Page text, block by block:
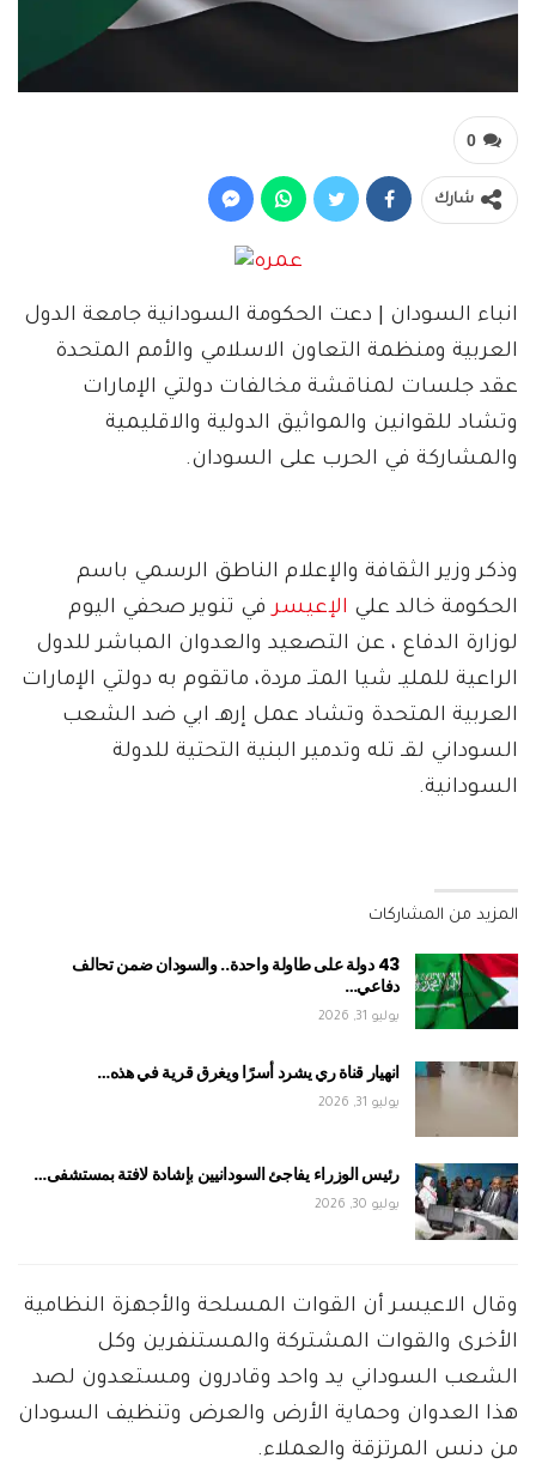
0
شارك
انباء السودان | دعت الحكومة السودانية جامعة الدول
العربية ومنظمة التعاون الاسلامي والأمم المتحدة
عقد جلسات لمناقشة مخالفات دولتي الإمارات
وتشاد للقوانين والمواثيق الدولية والاقليمية
والمشاركة في الحرب على السودان.
وذكر وزير الثقافة والإعلام الناطق الرسمي باسم
الحكومة خالد علي الإعيسرفي تنوير صحفي اليوم
لوزارة الدفاع ، عن التصعيد والعدوان المباشر للدول
الراعية للمليـ شيا المتـ مردة، ماتقوم به دولتي الإمارات
العربية المتحدة وتشاد عمل إرهـ ابي ضد الشعب
السوداني لقـ تله وتدمير البنية التحتية للدولة
السودانية.
المزيد من المشاركات
43 دولة على طاولة واحدة.. والسودان ضمن تحالف
دفاعي…
يوليو 31, 2026
انهيار قناة ري يشرد أسرًا ويغرق قرية في هذه…
يوليو 31, 2026
رئيس الوزراء يفاجئ السودانيين بإشادة لافتة بمستشفى…
يوليو 30, 2026
وقال الاعيسر أن القوات المسلحة والأجهزة النظامية
الأخرى والقوات المشتركة والمستنفرين وكل
الشعب السوداني يد واحد وقادرون ومستعدون لصد
هذا العدوان وحماية الأرض والعرض وتنظيف السودان
من دنس المرتزقة والعملاء.